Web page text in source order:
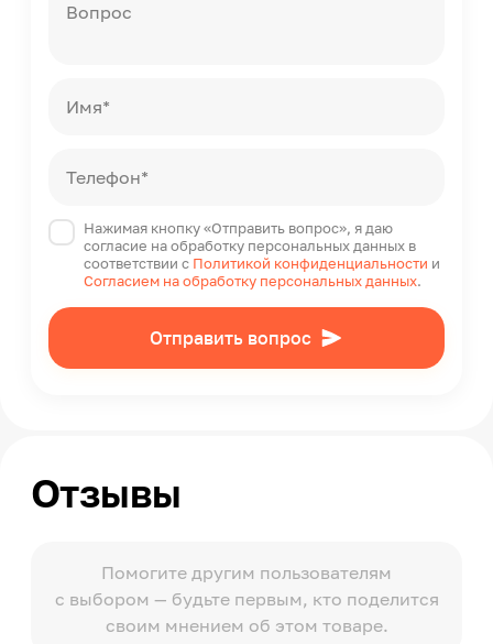
Вопрос
Имя*
Телефон*
Нажимая кнопку «Отправить вопрос», я даю
согласие на обработку персональных данных в
соответствии с Политикой конфиденциальности и
Согласием на обработку персональных данных.
Отправить вопрос
Отзывы
Помогите другим пользователям
с выбором — будьте первым, кто поделится
своим мнением об этом товаре.